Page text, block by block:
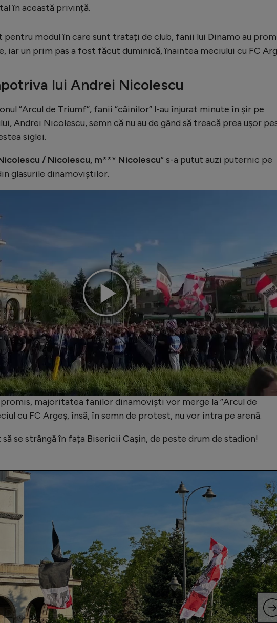
în această privință.
pentru modul în care sunt tratați de club, fanii lui Dinamo au
iar un prim pas a fost făcut duminică, înaintea meciului cu FC
lui Andrei Nicolescu
”Arcul de Triumf”, fanii ”câinilor” l-au înjurat minute în șir pe
Andrei Nicolescu, semn că nu au de gând să treacă prea ușor
siglei.
/ Nicolescu, m*** Nicolescu” s-a putut auzi puternic pe
glasurile dinamoviștilor.
Play
Video
promis, majoritatea fanilor dinamoviști vor merge la ”Arcul de
cu FC Argeș, însă, în semn de protest, nu vor intra pe arenă.
se strângă în fața Bisericii Cașin, de peste drum de stadion!